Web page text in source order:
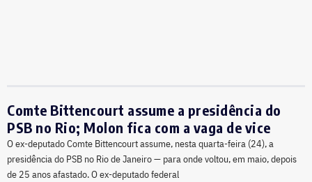
Comte Bittencourt assume a presidência do
PSB no Rio; Molon fica com a vaga de vice
O ex-deputado Comte Bittencourt assume, nesta quarta-feira (24), a
presidência do PSB no Rio de Janeiro — para onde voltou, em maio, depois
de 25 anos afastado. O ex-deputado federal